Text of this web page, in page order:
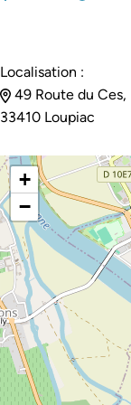
Localisation :
49 Route du Ces,
33410 Loupiac
+
−